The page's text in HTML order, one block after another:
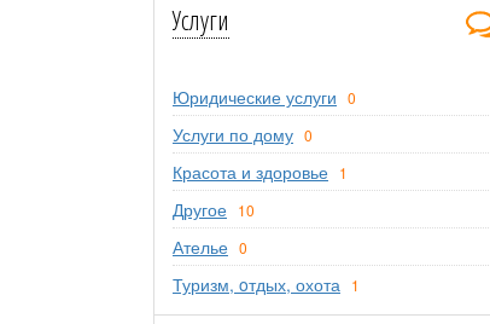
Услуги
Юридические услуги 0
Услуги по дому 0
Красота и здоровье 1
Другое 10
Ателье 0
Туризм, oтдых, охота 1